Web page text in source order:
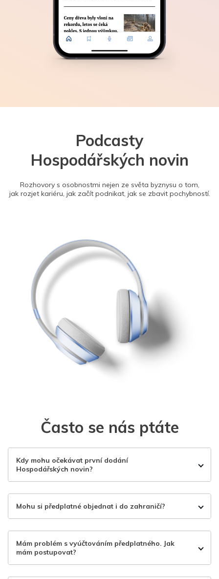
Podcasty
Hospodářských novin
Rozhovory s osobnostmi nejen ze světa byznysu o tom,
jak rozjet kariéru, jak začít podnikat, jak se zbavit pochybností.
Často se nás ptáte
Kdy mohu očekávat první dodání
Hospodářských novin?
Mohu si předplatné objednat i do zahraničí?
Mám problém s vyúčtováním předplatného. Jak
mám postupovat?